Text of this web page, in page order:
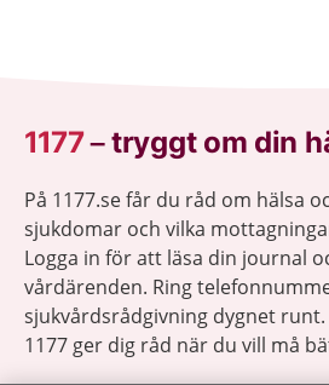
1177–tryggt om din
På 1177.se får du råd om hälsa
sjukdomar och vilka
Logga in för att läsa din journal
vårdärenden. Ring
sjukvårdsrådgivning dygnet runt.
1177 ger dig råd när du vill må